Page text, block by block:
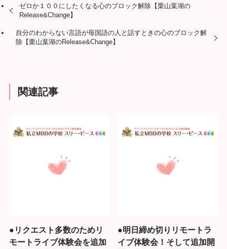
ゼロか１００にしたくなる心のブロック解除【栗山葉湖の
Release&Change】
自分のわからない言語が母国語の人と話すときの心のブロック解
除【栗山葉湖のRelease&Change】
関連記事
●リクエスト多数のためリ
モートライブ体験会を追加
●明日締め切りリモートラ
イブ体験会！そして追加開